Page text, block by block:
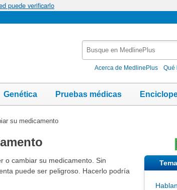
puede verificarlo
MedlinePlus
Acerca de MedlinePlus Qué
Genética Pruebas médicas
su medicamento
o cambiar su medicamento. Sin
puede ser peligroso. Hacerlo podría